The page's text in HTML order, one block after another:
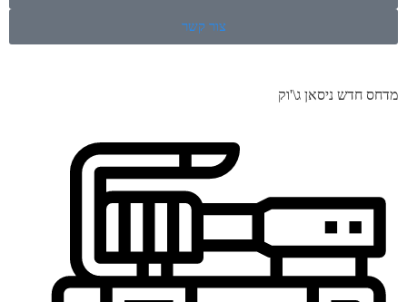
צור קשר
מדחס חדש ניסאן ג\'וק